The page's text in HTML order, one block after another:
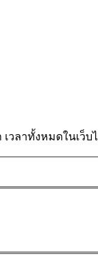
วลาทั้งหมดในเว็